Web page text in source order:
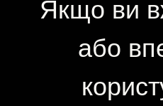
Якщо ви
або